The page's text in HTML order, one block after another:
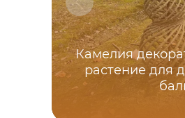
Камелия
растение для